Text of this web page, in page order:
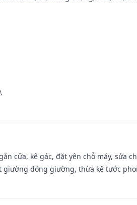
cửa, kê gác, đặt yên chỗ máy, sửa
giường đóng giường, thừa kế tước